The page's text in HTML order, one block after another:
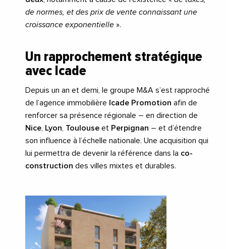
de normes, et des prix de vente connaissant une
croissance exponentielle ».
Un rapprochement stratégique
avec Icade
Depuis un an et demi, le groupe M&A s’est rapproché
de l’agence immobilière
Icade Promotion afin de
renforcer sa présence régionale – en direction de
Nice, Lyon, Toulouse et Perpignan – et d’étendre
son influence à l’échelle nationale. Une acquisition qui
lui permettra de devenir la référence dans la co-
construction des villes mixtes et durables.